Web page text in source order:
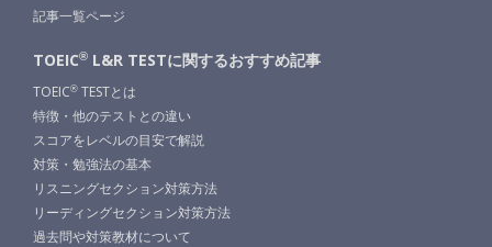
記事一覧ページ
TOEIC® L&R TESTに関するおすすめ記事
TOEIC® TESTとは
特徴・他のテストとの違い
スコアをレベルの目安で解説
対策・勉強法の基本
リスニングセクション対策方法
リーディングセクション対策方法
過去問や対策教材について